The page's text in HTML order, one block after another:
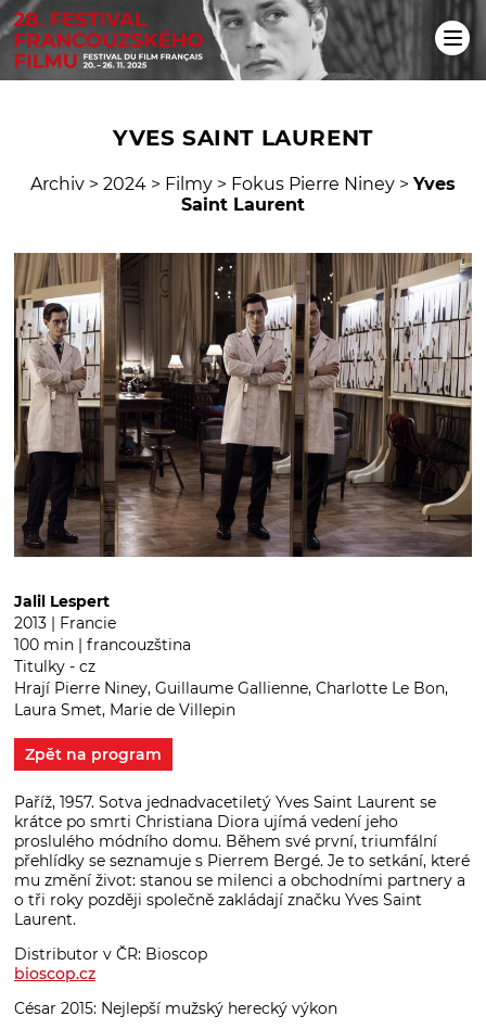
YVES SAINT LAURENT
Archiv > 2024 > Filmy > Fokus Pierre Niney > Yves
Saint Laurent
Jalil Lespert
2013 | Francie
100 min | francouzština
Titulky - cz
Hrají Pierre Niney, Guillaume Gallienne, Charlotte Le Bon,
Laura Smet, Marie de Villepin
Zpět na program
Paříž, 1957. Sotva jednadvacetiletý Yves Saint Laurent se
krátce po smrti Christiana Diora ujímá vedení jeho
proslulého módního domu. Během své první, triumfální
přehlídky se seznamuje s Pierrem Bergé. Je to setkání, které
mu změní život: stanou se milenci a obchodními partnery a
o tři roky později společně zakládají značku Yves Saint
Laurent.
Distributor v ČR: Bioscop
bioscop.cz
César 2015: Nejlepší mužský herecký výkon